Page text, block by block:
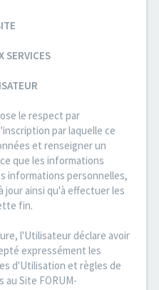
SERVICES
le respect par
par laquelle ce
et renseigner un
que les informations
informations personnelles,
ainsi qu'à effectuer les
fin.
l'Utilisateur déclare avoir
expressément les
d'Utilisation et règles de
au Site FORUM-